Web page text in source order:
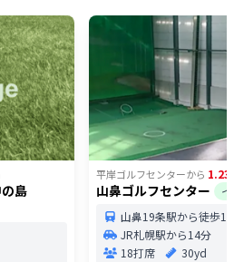
島
平岸ゴルフセンターから 1.23
山鼻ゴルフセンター
山鼻19条駅から徒歩1
JR札幌駅から14分
18打席
30yd